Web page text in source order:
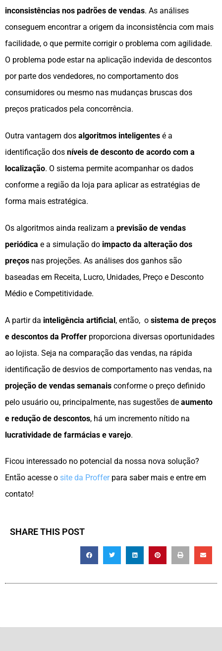
inconsistências nos padrões de vendas. As análises
conseguem encontrar a origem da inconsistência com mais
facilidade, o que permite corrigir o problema com agilidade.
O problema pode estar na aplicação indevida de descontos
por parte dos vendedores, no comportamento dos
consumidores ou mesmo nas mudanças bruscas dos
preços praticados pela concorrência.
Outra vantagem dos algoritmos inteligentes é a
identificação dos níveis de desconto de acordo com a
localização. O sistema permite acompanhar os dados
conforme a região da loja para aplicar as estratégias de
forma mais estratégica.
Os algoritmos ainda realizam a previsão de vendas
periódica e a simulação do impacto da alteração dos
preços nas projeções. As análises dos ganhos são
baseadas em Receita, Lucro, Unidades, Preço e Desconto
Médio e Competitividade.
A partir da inteligência artificial, então, o sistema de preços
e descontos da Proffer proporciona diversas oportunidades
ao lojista. Seja na comparação das vendas, na rápida
identificação de desvios de comportamento nas vendas, na
projeção de vendas semanais conforme o preço definido
pelo usuário ou, principalmente, nas sugestões de aumento
e redução de descontos, há um incremento nítido na
lucratividade de farmácias e varejo.
Ficou interessado no potencial da nossa nova solução?
Então acesse o site da Profferpara saber mais e entre em
contato!
SHARE THIS POST